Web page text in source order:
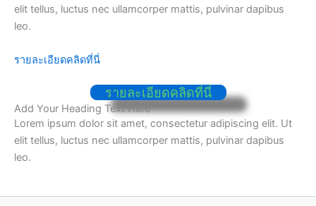
elit tellus, luctus nec ullamcorper mattis, pulvinar dapibus
leo.
รายละเอียดคลิดที่นี่
รายละเอียดคลิดที่นี่
Add Your Heading Text Here
Lorem ipsum dolor sit amet, consectetur adipiscing elit. Ut
elit tellus, luctus nec ullamcorper mattis, pulvinar dapibus
leo.